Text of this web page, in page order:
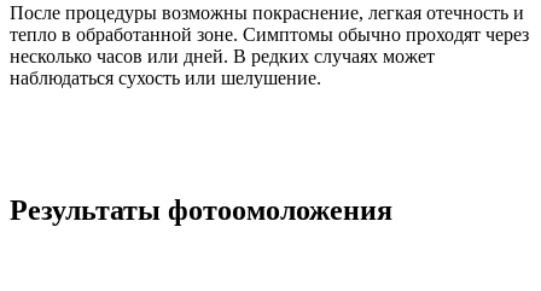
После процедуры возможны покраснение, легкая отечность и
тепло в обработанной зоне. Симптомы обычно проходят через
несколько часов или дней. В редких случаях может
наблюдаться сухость или шелушение.
Результаты фотоомоложения